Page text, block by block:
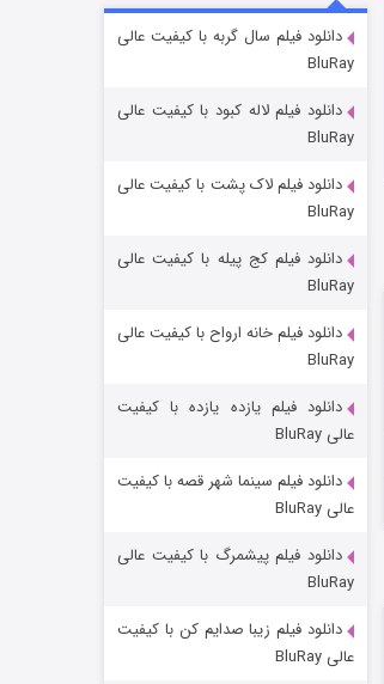
شوگر فصل ۲
قسمت
خاندان اژدها فصل ۳
جادوگری در مغولستان
دانلود فیلم سال گربه با کیفیت عالی
BluRay
دانلود فیلم لاله کبود با کیفیت عالی
BluRay
دانلود فیلم لاک پشت با کیفیت عالی
BluRay
دانلود فیلم کج‌ پیله با کیفیت عالی
BluRay
دانلود فیلم خانه ارواح با کیفیت عالی
BluRay
دانلود فیلم یازده یازده با کیفیت
عالی BluRay
دانلود فیلم سینما شهر قصه با کیفیت
عالی BluRay
دانلود فیلم پیشمرگ با کیفیت عالی
BluRay
دانلود فیلم زیبا صدایم کن با کیفیت
عالی BluRay